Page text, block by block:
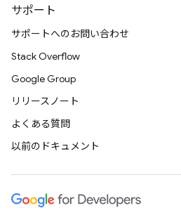
サポート
サポートへのお問い合わせ
Stack Overflow
Google Group
リリースノート
よくある質問
以前のドキュメント